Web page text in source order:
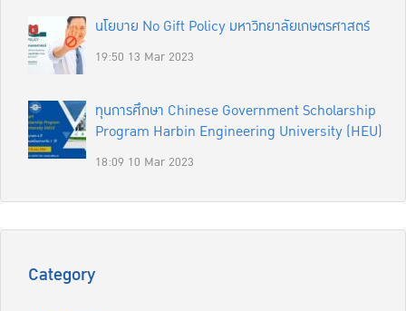
นโยบาย No Gift Policy มหาวิทยาลัยเกษตรศาสตร์
19:50 13 Mar 2023
ทุนการศึกษา Chinese Government Scholarship
Program Harbin Engineering University (HEU)
18:09 10 Mar 2023
Category